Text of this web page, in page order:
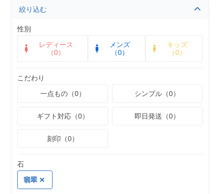
絞り込む
性別
レディース
（0）
メンズ
（0）
キッズ
（0）
こだわり
一点もの（0）
シンプル（0）
ギフト対応（0） 即日発送（0）
刻印（0）
石
翡翠